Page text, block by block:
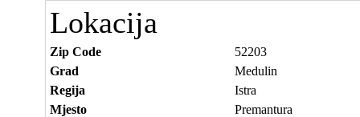
Lokacija
Zip Code
52203
Grad
Medulin
Regija
Istra
Mjesto
Premantura